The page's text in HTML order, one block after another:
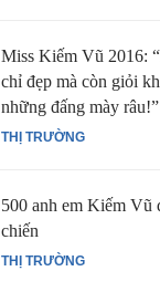
THỊ TRƯỜNG
Miss Kiếm Vũ 2016:
chỉ đẹp mà còn giỏi
những đấng mày râu!”
THỊ TRƯỜNG
500 anh em Kiếm Vũ
chiến